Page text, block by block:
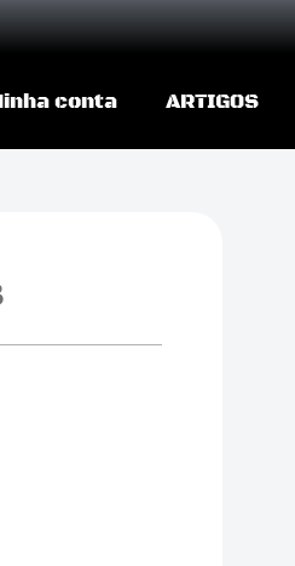
conta ARTIGOS